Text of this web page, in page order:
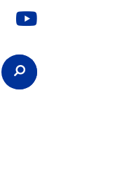
Youtube
Suchbegriffe